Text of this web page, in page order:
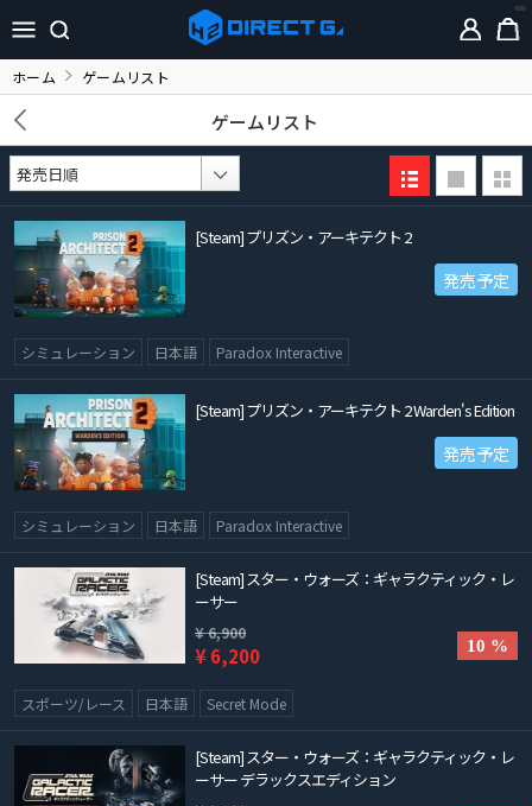
ホーム ゲームリスト
ゲームリスト
[Steam] プリズン・アーキテクト 2
発売予定
シミュレーション 日本語 Paradox Interactive
[Steam] プリズン・アーキテクト 2 Warden's Edition
発売予定
シミュレーション 日本語 Paradox Interactive
[Steam] スター・ウォーズ：ギャラクティック・レ
ーサー
¥ 6,900
¥ 6,200 10 %
スポーツ/レース 日本語 Secret Mode
[Steam] スター・ウォーズ：ギャラクティック・レ
ーサー デラックスエディション